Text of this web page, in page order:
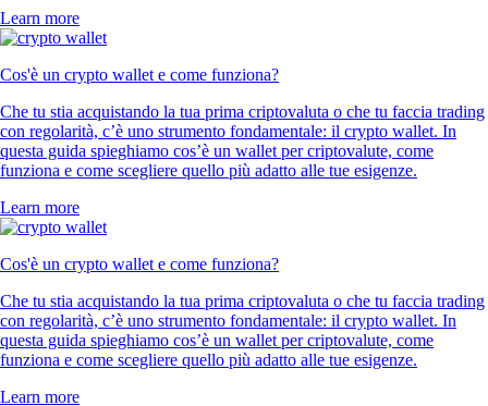
Learn more
Cos'è un crypto wallet e come funziona?
Che tu stia acquistando la tua prima criptovaluta o che tu faccia trading
con regolarità, c’è uno strumento fondamentale: il crypto wallet. In
questa guida spieghiamo cos’è un wallet per criptovalute, come
funziona e come scegliere quello più adatto alle tue esigenze.
Learn more
Cos'è un crypto wallet e come funziona?
Che tu stia acquistando la tua prima criptovaluta o che tu faccia trading
con regolarità, c’è uno strumento fondamentale: il crypto wallet. In
questa guida spieghiamo cos’è un wallet per criptovalute, come
funziona e come scegliere quello più adatto alle tue esigenze.
Learn more